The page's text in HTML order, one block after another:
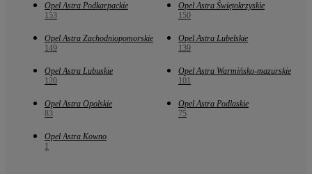
Opel Astra Podkarpackie
153
Opel Astra Świętokrzyskie
150
Opel Astra Zachodniopomorskie
149
Opel Astra Lubelskie
139
Opel Astra Lubuskie
120
Opel Astra Warmińsko-mazurskie
101
Opel Astra Opolskie
83
Opel Astra Podlaskie
75
Opel Astra Kowno
1